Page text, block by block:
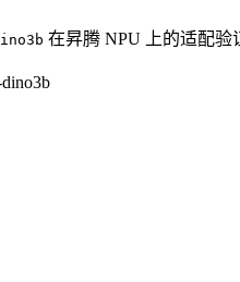
在昇腾 NPU 上的适配验